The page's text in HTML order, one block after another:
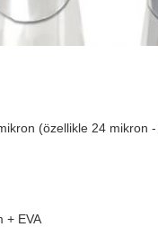
(özellikle 24 mikron -
+ EVA